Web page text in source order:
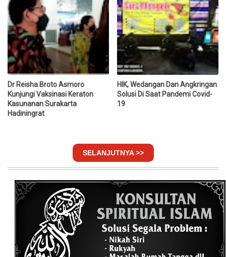
Dr Reisha Broto Asmoro
Kunjungi Vaksinasi Keraton
Kasunanan Surakarta
Hadiningrat
HIK, Wedangan Dan Angkringan
Solusi Di Saat Pandemi Covid-
19
SELANJUTNYA >>